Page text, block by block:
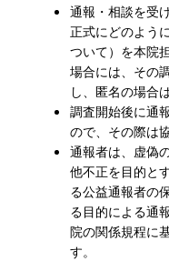
通報・相談を受
正式にどのよう
ついて）を本院
場合には、その
し、匿名の場合
調査開始後に通
ので、その際は
通報者は、虚偽
他不正を目的と
る公益通報者の
る目的による通
院の関係規程に
す。